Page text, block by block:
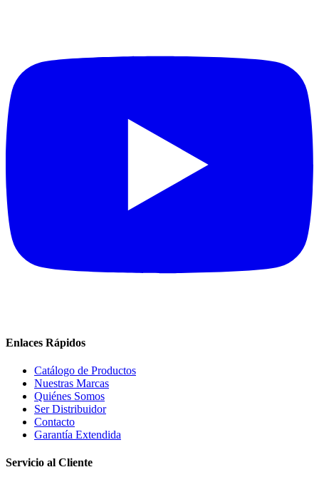
Enlaces Rápidos
Catálogo de Productos
Nuestras Marcas
Quiénes Somos
Ser Distribuidor
Contacto
Garantía Extendida
Servicio al Cliente